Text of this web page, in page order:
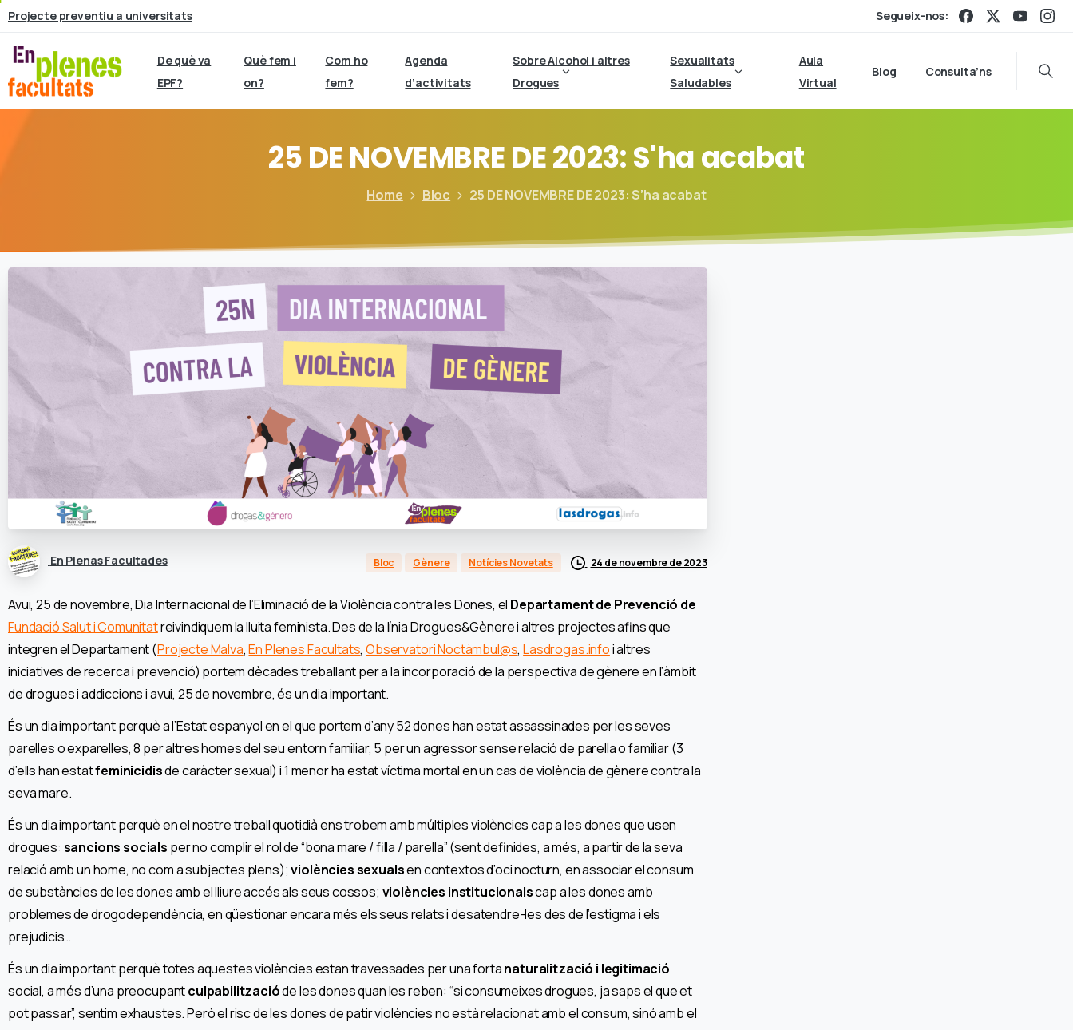
Projecte preventiu a universitats Segueix-nos:
De què va
EPF?
Què fem i
on?
Com ho
fem?
Agenda
d’activitats
Sobre Alcohol i altres
Drogues
Sexualitats
Saludables
Aula
Virtual
Blog Consulta’ns
25DENOVEMBREDE2023:S'haacabat
Home Bloc 25 DE NOVEMBRE DE 2023: S’ha acabat
En Plenas Facultades Bloc Gènere Notícies Novetats 24 de novembre de 2023
Avui, 25 de novembre, Dia Internacional de l’Eliminació de la Violència contra les Dones, el Departament de Prevenció de
Fundació Salut i Comunitatreivindiquem la lluita feminista. Des de la línia Drogues&Gènere i altres projectes afins que
integren el Departament (Projecte Malva,En Plenes Facultats,Observatori Noctàmbul@s,Lasdrogas.infoi altres
iniciatives de recerca i prevenció) portem dècades treballant per a la incorporació de la perspectiva de gènere en l’àmbit
de drogues i addiccions i avui, 25 de novembre, és un dia important.
És un dia important perquè a l’Estat espanyol en el que portem d’any 52 dones han estat assassinades per les seves
parelles o exparelles, 8 per altres homes del seu entorn familiar, 5 per un agressor sense relació de parella o familiar (3
d’ells han estatfeminicidisde caràcter sexual) i 1 menor ha estat víctima mortal en un cas de violència de gènere contra la
seva mare.
És un dia important perquè en el nostre treball quotidià ens trobem amb múltiples violències cap a les dones que usen
drogues: sancions socials per no complir el rol de “bona mare / filla / parella” (sent definides, a més, a partir de la seva
relació amb un home, no com a subjectes plens);violències sexualsen contextos d’oci nocturn, en associar el consum
de substàncies de les dones amb el lliure accés als seus cossos; violències institucionalscap a les dones amb
problemes de drogodependència, en qüestionar encara més els seus relats i desatendre-les des de l’estigma i els
prejudicis…
És un dia important perquè totes aquestes violències estan travessades per una fortanaturalització i legitimació
social, a més d’una preocupantculpabilitzacióde les dones quan les reben: “si consumeixes drogues, ja saps el que et
pot passar”, sentim exhaustes. Però el risc de les dones de patir violències no està relacionat amb el consum, sinó amb el